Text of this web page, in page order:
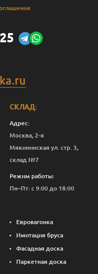
СКЛАД:
Адрес:
Москва, 2-я
Мякининская ул. стр. 3,
склад №7
Режим работы:
Пн–Пт: с 9:00 до 18:00
Евровагонка
Имитация бруса
Фасадная доска
Паркетная доска